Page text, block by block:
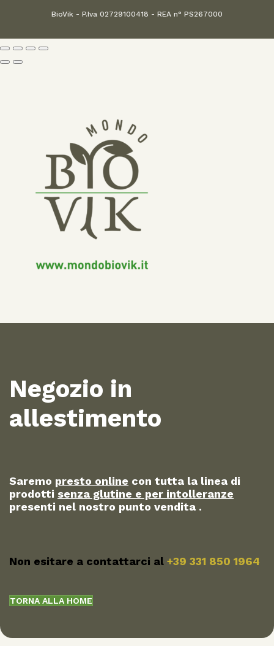
BioVik - P.Iva 02729100418 - REA n° PS267000
Negozio in
allestimento
Saremo presto online con tutta la linea di
prodotti senza glutine e per intolleranze
presenti nel nostro punto vendita .
Non esitare a contattarci al +39 331 850 1964
TORNA ALLA HOME